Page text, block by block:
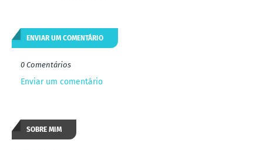
ENVIAR UM COMENTÁRIO
0 Comentários
Enviar um comentário
SOBRE MIM